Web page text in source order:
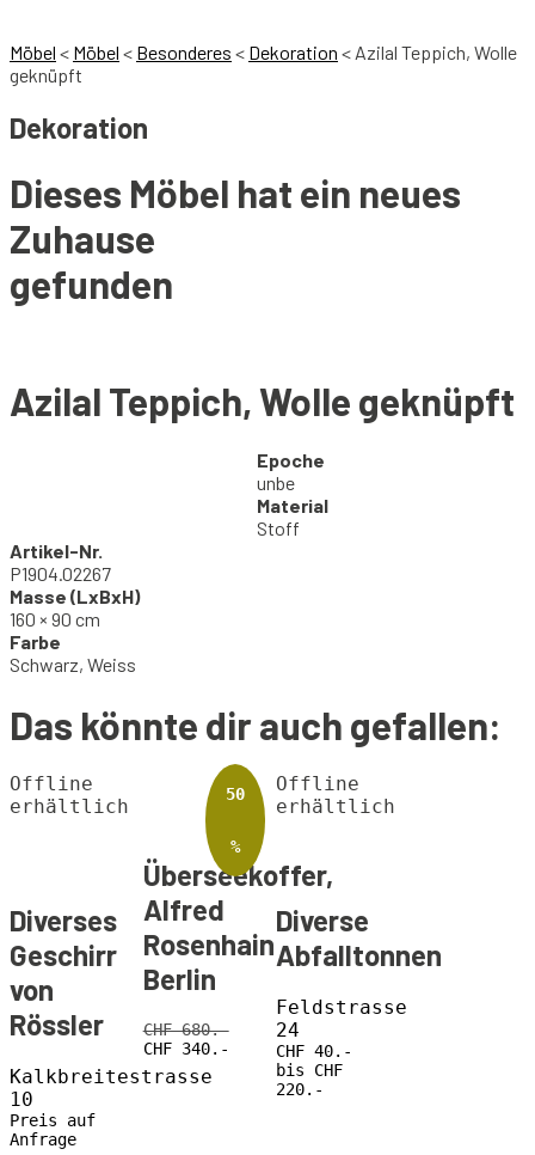
Möbel < Möbel < Besonderes < Dekoration < Azilal Teppich, Wolle
geknüpft
Dekoration
Dieses Möbel hat ein neues
Zuhause
gefunden
Azilal Teppich, Wolle geknüpft
Epoche
unbe
Material
Stoff
Artikel-Nr.
P1904.02267
Masse (LxBxH)
160 × 90 cm
Farbe
Schwarz, Weiss
Das könnte dir auch gefallen:
Offline
erhältlich
Diverses
Geschirr
von
Rössler
Kalkbreitestrasse
10
Preis auf
Anfrage
50
%
Überseekoffer,
Alfred
Rosenhain
Berlin
CHF 680.-
CHF 340.-
Offline
erhältlich
Diverse
Abfalltonnen
Feldstrasse
24
CHF 40.-
bis CHF
220.-